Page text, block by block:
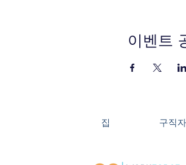
이벤트
집 구직